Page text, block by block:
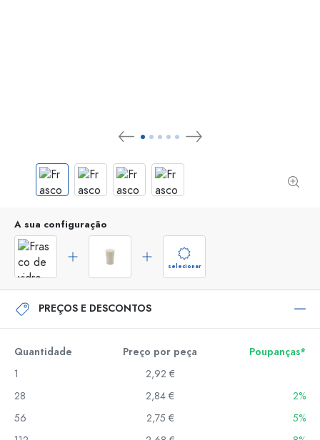
A sua configuração
selecionar
PREÇOS E DESCONTOS
Quantidade Preço por peça
Poupanças*
1
2,92 €
28
2,84 €
2%
56
2,75 €
5%